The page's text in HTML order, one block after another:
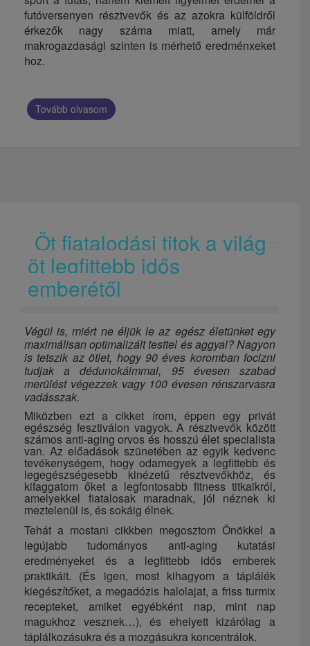
futóversenyen résztvevők és az azokra külföldről
érkezők nagy száma miatt, amely már
makrogazdasági szinten is mérhető eredménxeket
hoz.
Tovább olvasom
Öt fiatalodási titok a világ
öt legfittebb idős
emberétől
Végül is, miért ne éljük le az egész életünket egy
maximálisan optimalizált testtel és aggyal? Nagyon
is tetszik az ötlet, hogy 90 éves koromban focizni
tudjak a dédunokáimmal, 95 évesen szabad
merülést végezzek vagy 100 évesen rénszarvasra
vadásszak.
Miközben ezt a cikket írom, éppen egy privát
egészség fesztiválon vagyok. A résztvevők között
számos anti-aging orvos és hosszú élet specialista
van. Az előadások szünetében az egyik kedvenc
tevékenységem, hogy odamegyek a legfittebb és
legegészségesebb kinézetű résztvevőkhöz, és
kifaggatom őket a legfontosabb fitness titkaikról,
amelyekkel fiatalosak maradnak, jól néznek ki
meztelenül is, és sokáig élnek.
Tehát a mostani cikkben megosztom Önökkel a
legújabb tudományos anti-aging kutatási
eredményeket és a legfittebb idős emberek
praktikáit. (És igen, most kihagyom a táplálék
kiegészítőket, a megadózis halolajat, a friss turmix
recepteket, amiket egyébként nap, mint nap
magukhoz vesznek…), és ehelyett kizárólag a
táplálkozásukra és a mozgásukra koncentrálok.